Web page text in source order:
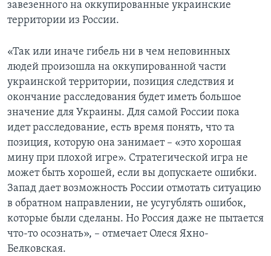
завезенного на оккупированные украинские
территории из России.
«Так или иначе гибель ни в чем неповинных
людей произошла на оккупированной части
украинской территории, позиция следствия и
окончание расследования будет иметь большое
значение для Украины. Для самой России пока
идет расследование, есть время понять, что та
позиция, которую она занимает – «это хорошая
мину при плохой игре». Стратегической игра не
может быть хорошей, если вы допускаете ошибки.
Запад дает возможность России отмотать ситуацию
в обратном направлении, не усугублять ошибок,
которые были сделаны. Но Россия даже не пытается
что-то осознать», – отмечает Олеся Яхно-
Белковская.